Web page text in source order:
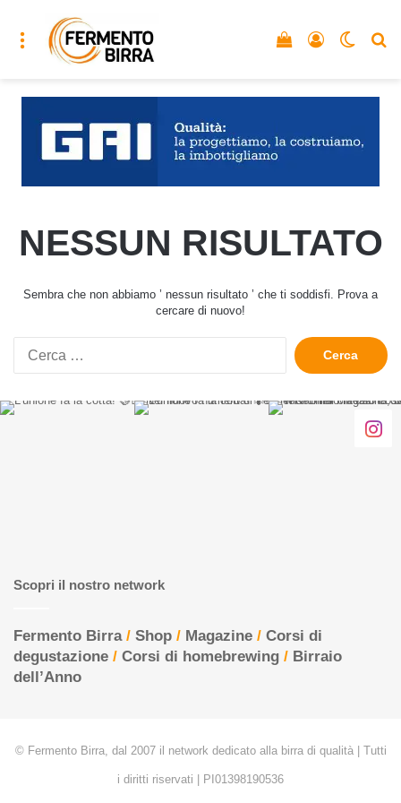
Menu Accedi
Vedi il carrello
NESSUN RISULTATO
Sembra che non abbiamo ’ nessun risultato ’ che ti soddisfi. Prova a
cercare di nuovo!
Ricerca
per:
Scopri il nostro network
Fermento Birra/ Shop / Magazine / Corsi di
degustazione / Corsi di homebrewing / Birraio
dell’Anno
© Fermento Birra, dal 2007 il network dedicato alla birra di qualità | Tutti
i diritti riservati | PI01398190536